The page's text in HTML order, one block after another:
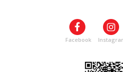
Facebook